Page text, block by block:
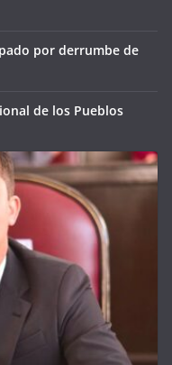
por derrumbe de
de los Pueblos